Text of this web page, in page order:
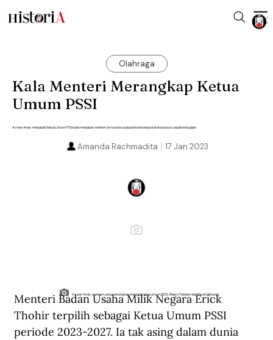
Olahraga
Kala Menteri Merangkap Ketua
Umum PSSI
Azwar Anas menjabat Ketua Umum PSSI kala menjabat menteri. Ia mundur pada periode kedua karena kasus sepakbola gajah.
17 Jan 2023
Amanda Rachmadita
Azwar Anas, menteri yang merangkap menjadi ketua umum PSSI. (Repro Teladan dari Ranah Minang).
Menteri Badan Usaha Milik Negara Erick
Thohir terpilih sebagai Ketua Umum PSSI
periode 2023-2027. Ia tak asing dalam dunia